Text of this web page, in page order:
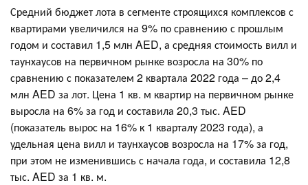
Средний бюджет лота в сегменте строящихся комплексов с
квартирами увеличился на 9% по сравнению с прошлым
годом и составил 1,5 млн AED, а средняя стоимость вилл и
таунхаусов на первичном рынке возросла на 30% по
сравнению с показателем 2 квартала 2022 года – до 2,4
млн AED за лот. Цена 1 кв. м квартир на первичном рынке
выросла на 6% за год и составила 20,3 тыс. AED
(показатель вырос на 16% к 1 кварталу 2023 года), а
удельная цена вилл и таунхаусов возросла на 17% за год,
при этом не изменившись с начала года, и составила 12,8
тыс. AED за 1 кв. м.